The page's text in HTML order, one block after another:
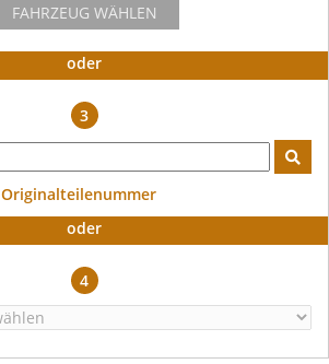
FAHRZEUG WÄHLEN
oder
3
Originalteilenummer
oder
4